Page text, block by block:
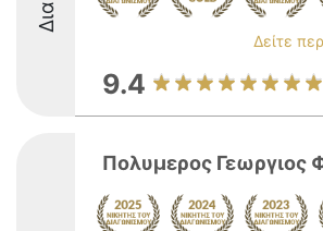
Δείτε
9.4
Πολυμερος Γεωργιος